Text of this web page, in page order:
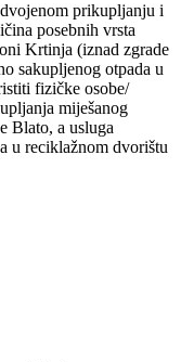
prikupljanju i
posebnih vrsta
Krtinja (iznad zgrade
sakupljenog otpada u
fizičke osobe/
miješanog
Blato, a usluga
u reciklažnom dvorištu